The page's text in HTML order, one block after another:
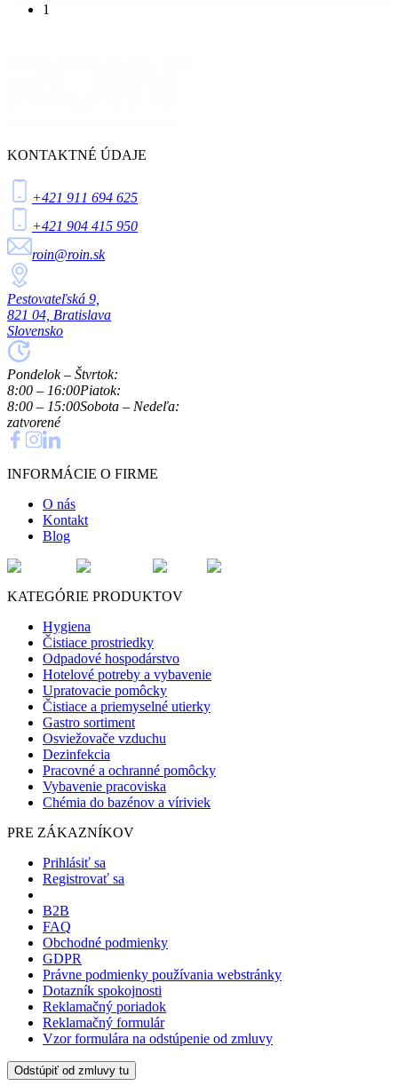
1
KONTAKTNÉ ÚDAJE
+421 911 694 625
+421 904 415 950
roin@roin.sk
Pestovateľská 9,
821 04, Bratislava
Slovensko
Pondelok – Štvrtok:
8:00 – 16:00Piatok:
8:00 – 15:00Sobota – Nedeľa:
zatvorené
INFORMÁCIE O FIRME
O nás
Kontakt
Blog
KATEGÓRIE PRODUKTOV
Hygiena
Čistiace prostriedky
Odpadové hospodárstvo
Hotelové potreby a vybavenie
Upratovacie pomôcky
Čistiace a priemyselné utierky
Gastro sortiment
Osviežovače vzduchu
Dezinfekcia
Pracovné a ochranné pomôcky
Vybavenie pracoviska
Chémia do bazénov a víriviek
PRE ZÁKAZNÍKOV
Prihlásiť sa
Registrovať sa
B2B
FAQ
Obchodné podmienky
GDPR
Právne podmienky používania webstránky
Dotazník spokojnosti
Reklamačný poriadok
Reklamačný formulár
Vzor formulára na odstúpenie od zmluvy
Odstúpiť od zmluvy tu